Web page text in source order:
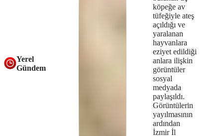
Yerel
Gündem
köpeğe av
tüfeğiyle ateş
açıldığı ve
yaralanan
hayvanlara
eziyet edildiği
anlara ilişkin
görüntüler
sosyal
medyada
paylaşıldı.
Görüntülerin
yayılmasının
ardından
İzmir İl